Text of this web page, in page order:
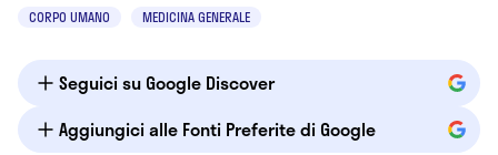
CORPO UMANO MEDICINA GENERALE
Seguici su Google Discover
Aggiungici alle Fonti Preferite di Google